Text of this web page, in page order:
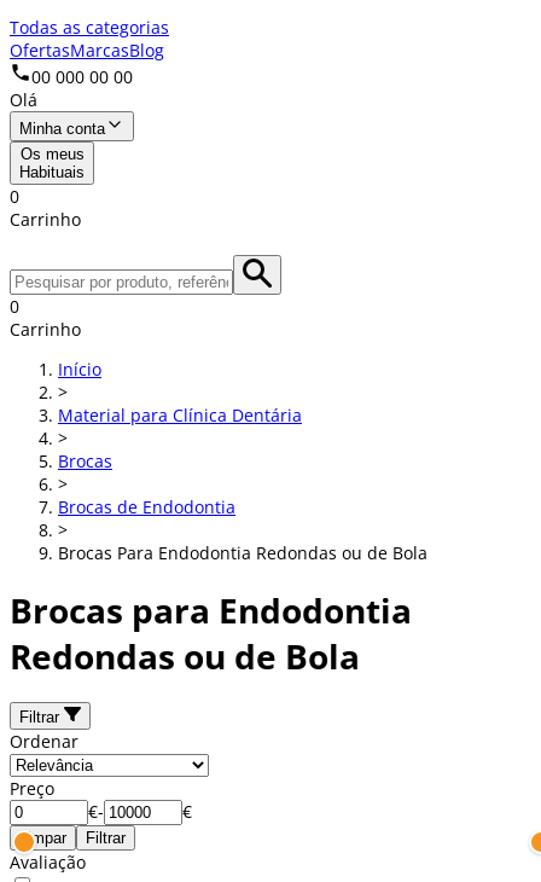
Todas as categorias
OfertasMarcasBlog
00 000 00 00
Olá
Minha conta
Os meus
Habituais
0
Carrinho
0
Carrinho
Início
>
Material para Clínica Dentária
>
Brocas
>
Brocas de Endodontia
>
Brocas Para Endodontia Redondas ou de Bola
Brocas para Endodontia
Redondas ou de Bola
Filtrar
Ordenar
Preço
€- €
Limpar Filtrar
Avaliação